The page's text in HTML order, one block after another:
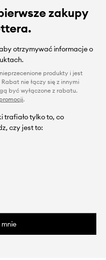
zakupy
otrzymywać informacje o
produkty i jest
nie łączy się z innymi
być wyłączone z rabatu.
.
trafiało tylko to, co
czy jest to: